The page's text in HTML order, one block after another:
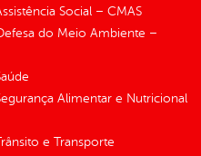
Social – CMAS
do Meio Ambiente –
Alimentar e Nutricional
e Transporte